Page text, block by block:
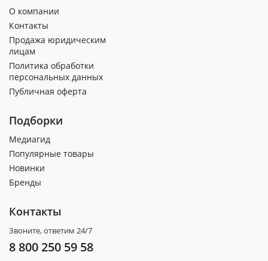
О компании
Контакты
Продажа юридическим
лицам
Политика обработки
персональных данных
Публичная оферта
Подборки
Медиагид
Популярные товары
Новинки
Бренды
Контакты
Звоните, ответим 24/7
8 800 250 59 58